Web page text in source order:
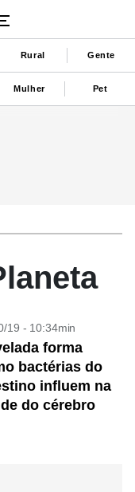
Rural Gente
Mulher Pet
19 - 10:34min
forma
bactérias do
influem na
do cérebro